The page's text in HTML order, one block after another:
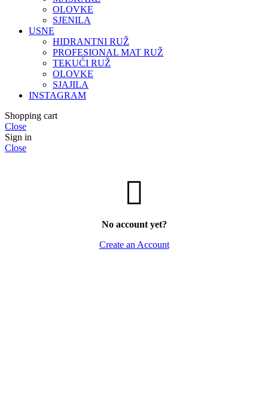
OLOVKE
SJENILA
USNE
HIDRANTNI RUŽ
PROFESIONAL MAT RUŽ
TEKUĆI RUŽ
OLOVKE
SJAJILA
INSTAGRAM
Shopping cart
Close
Sign in
Close
No account yet?
Create an Account